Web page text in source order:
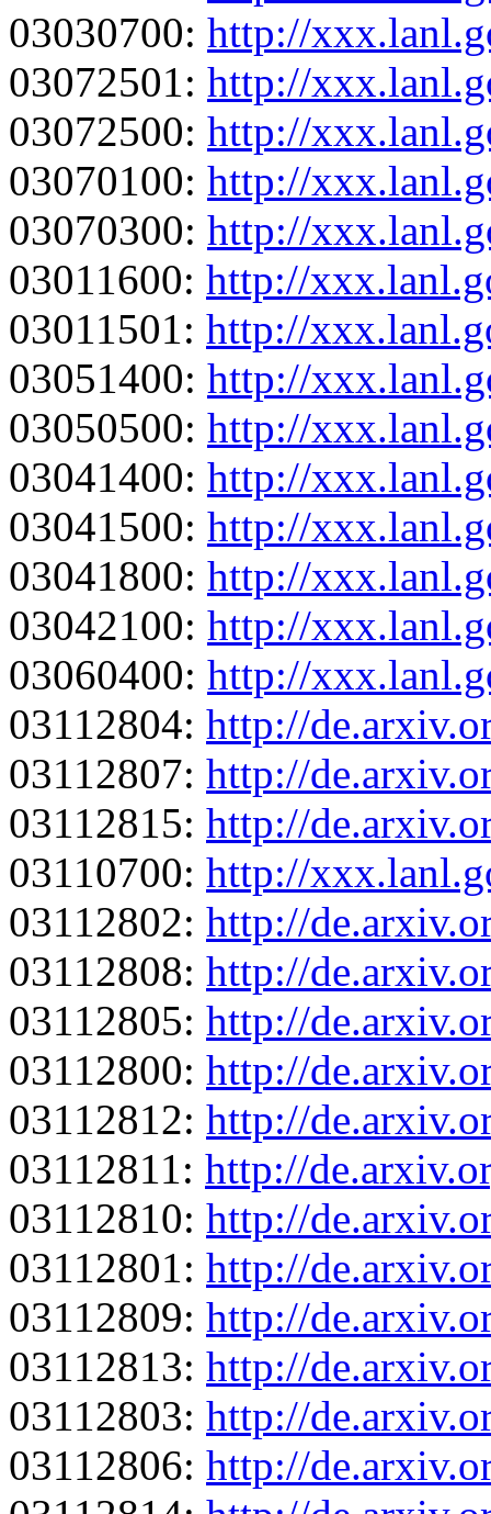
03030700: http://
03072501: http://
03072500: http://
03070100: http://
03070300: http://
03011600: http://
03011501: http://
03051400: http://
03050500: http://
03041400: http://
03041500: http://
03041800: http://
03042100: http://
03060400: http://
03112804: http://
03112807: http://
03112815: http://
03110700: http://
03112802: http://
03112808: http://
03112805: http://
03112800: http://
03112812: http://
03112811: http://
03112810: http://
03112801: http://
03112809: http://
03112813: http://
03112803: http://
03112806: http://